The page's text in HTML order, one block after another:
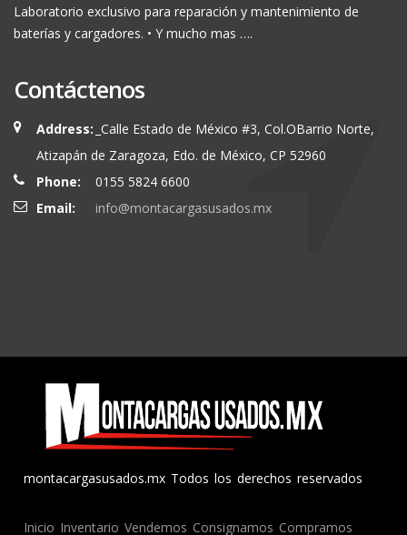
Laboratorio exclusivo para reparación y mantenimiento de
baterías y cargadores. • Y mucho mas ….
Contáctenos
Address: _Calle Estado de México #3, Col.OBarrio Norte,
Atizapán de Zaragoza, Edo. de México, CP 52960
Phone:
0155 5824 6600
Email:
info@montacargasusados.mx
montacargasusados.mx Todos los derechos reservados
Inicio Inventario Vendemos Consignamos Compramos